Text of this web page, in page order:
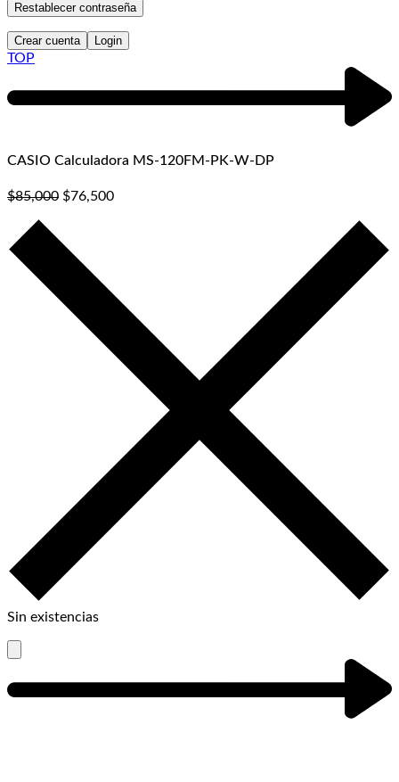
Restablecer contraseña
Crear cuenta Login
TOP
CASIO Calculadora MS-120FM-PK-W-DP
$85,000 $76,500
Sin existencias